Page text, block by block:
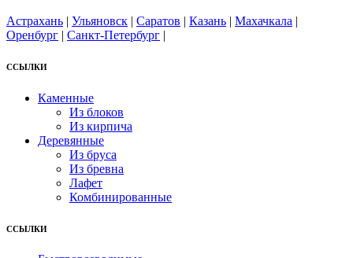
Астрахань | Ульяновск | Саратов | Казань | Махачкала |
Оренбург | Санкт-Петербург |
ССЫЛКИ
Каменные
Из блоков
Из кирпича
Деревянные
Из бруса
Из бревна
Лафет
Комбинированные
ССЫЛКИ